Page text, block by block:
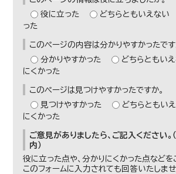
役に立った
どちらともいえない
った
このページの内容は分かりやすかったです
分かりやすかった
どちらともい
にくかった
このページは見つけやすかったですか。
見つけやすかった
どちらともい
にくかった
ご意見がありましたら、ご記入ください
内）
役に立った点や、分かりにくかった点などを
このフォームに入力されても回答いたしま